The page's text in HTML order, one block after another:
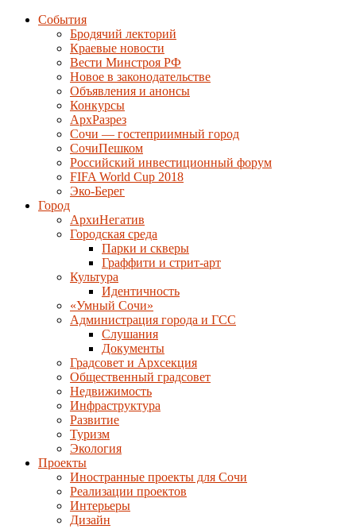
События
Бродячий лекторий
Краевые новости
Вести Минстроя РФ
Новое в законодательстве
Объявления и анонсы
Конкурсы
АрхРазрез
Сочи — гостеприимный город
СочиПешком
Российский инвестиционный форум
FIFA World Cup 2018
Эко-Берег
Город
АрхиНегатив
Городская среда
Парки и скверы
Граффити и стрит-арт
Культура
Идентичность
«Умный Сочи»
Администрация города и ГСС
Слушания
Документы
Градсовет и Архсекция
Общественный градсовет
Недвижимость
Инфраструктура
Развитие
Туризм
Экология
Проекты
Иностранные проекты для Сочи
Реализации проектов
Интерьеры
Дизайн